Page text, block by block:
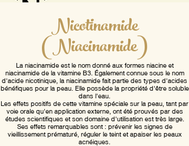
Nicotinamide
(Niacinamide)
La niacinamide est le nom donné aux formes niacine et
niacinamide de la vitamine B3. Également connue sous le nom
d'acide nicotinique, la niacinamide fait partie des types d'acides
bénéfiques pour la peau. Elle possède la propriété d'être soluble
dans l'eau.
Les effets positifs de cette vitamine spéciale sur la peau, tant par
voie orale qu'en application externe, ont été prouvés par des
études scientifiques et son domaine d'utilisation est très large.
Ses effets remarquables sont : prévenir les signes de
vieillissement prématuré, réguler le teint et apaiser les peaux
acnéiques.